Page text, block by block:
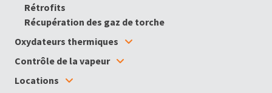
Rétrofits
Récupération des gaz de torche
Oxydateurs thermiques
Contrôle de la vapeur
Locations